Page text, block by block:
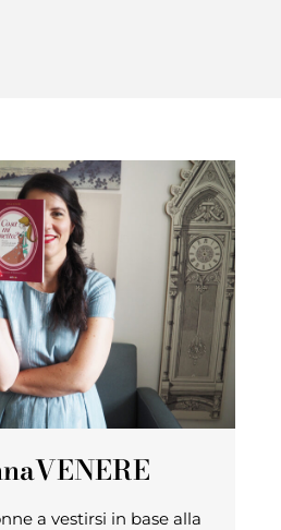
VENERE
a vestirsi in base alla